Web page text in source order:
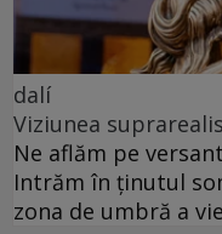
dalí
Viziunea
Ne aflăm pe
Intrăm în ținutul
zona de umbră a